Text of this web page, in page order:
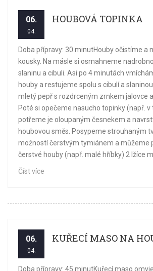
06.
04.
HOUBOVÁ TOPINKA
Doba přípravy: 30 minutHouby očistíme a
kousky. Na másle si osmahneme
slaninu a cibuli. Asi po 4 minutách
houby a restujeme spolu s cibulí a
mletý pepř s rozdrceným zrnkem jalovce a
Poté si opečeme nasucho topinky (např. v
potřeme je oloupaným česnekem a
houbovou směs. Posypeme strouhaným
možností čerstvým tymiánem a můžeme
čerstvé houby (např. malé hříbky) 2 lžíce
Číst více
06.
04.
KUŘECÍ MASO NA
Doba přípravy: 45 minutKuřecí maso